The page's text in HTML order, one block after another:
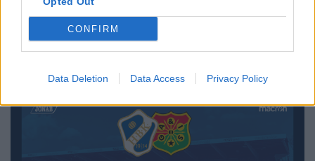
CONFIRM
Data Deletion Data Access Privacy Policy
Några misshandelsfall,
narkotikabrott, några stölder
och fortsatt många
Ridklubb får stöd av en